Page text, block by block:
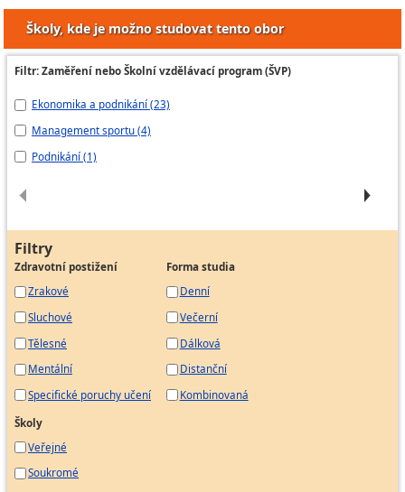
Pojišťovací poradce
Pojišťovací poradce na přepážce
Administrativní pracovník
Asistentka
Celní deklarant
Firemní recepční
Pokladník
Pracovník pro evidenci zásob
Samostatný účetní
Vedoucí týmu
Školy, kde je možno studovat tento obor
Filtr: Zaměření nebo Školní vzdělávací program (ŠVP)
Ekonomika a podnikání (23)
Management sportu (4)
Podnikání (1)
Filtry
Zdravotní postižení
Zrakové
Sluchové
Tělesné
Mentální
Specifické poruchy učení
Forma studia
Denní
Večerní
Dálková
Distanční
Kombinovaná
Školy
Veřejné
Soukromé